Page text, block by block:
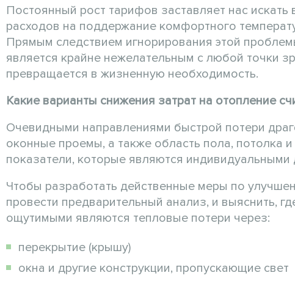
Постоянный рост тарифов заставляет нас
расходов на поддержание комфортного
Прямым следствием игнорирования этой
является крайне нежелательным с любой точки
превращается в жизненную необходимость.
Какие варианты снижения затрат на отопление
Очевидными направлениями быстрой потери
оконные проемы, а также область пола,
показатели, которые являются
Чтобы разработать действенные меры по
провести предварительный анализ, и выяснить,
ощутимыми являются тепловые потери через:
перекрытие (крышу)
окна и другие конструкции, пропускающие свет